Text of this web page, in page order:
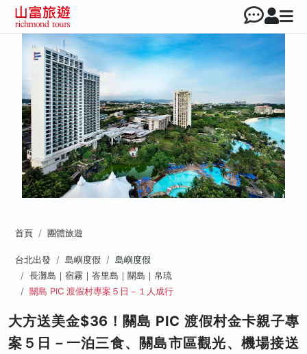
首頁 團體旅遊
台北出發 島嶼度假
島嶼度假
長灘島｜宿霧｜峇里島｜關島｜帛琉
關島 PIC 渡假村專案５日－１人成行
大方送美金$36！關島 PIC 渡假村金卡親子專
案５日－一泊三食、關島市區觀光、機場接送